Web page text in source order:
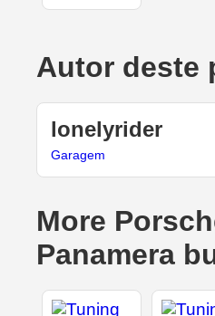
Autor deste
lonelyrider
Garagem
More
Panamera